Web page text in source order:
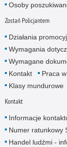
Osoby
Zostań Policjantem
Działania
Wymagania
Wymagane
Kontakt
Praca
Klasy mundurowe
Kontakt
Informacje
Numer ratunkowy
Handel ludźmi -